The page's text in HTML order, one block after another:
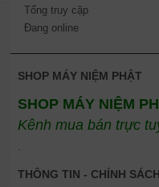
Tổng truy cập
Đang online
SHOP MÁY NIỆM PHẬT
SHOP MÁY NIỆM
Kênh mua bán trực
THÔNG TIN - CHÍNH SÁCH